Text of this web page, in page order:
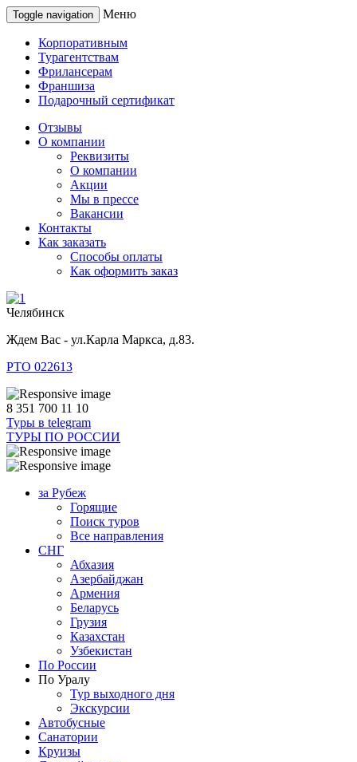
Toggle navigation Меню
Корпоративным
Турагентствам
Фрилансерам
Франшиза
Подарочный сертификат
Отзывы
О компании
Реквизиты
О компании
Акции
Мы в прессе
Вакансии
Контакты
Как заказать
Способы оплаты
Как оформить заказ
Челябинск
Ждем Вас - ул.Карла Маркса, д.83.
РТО 022613
8 351 700 11 10
Туры в telegram
ТУРЫ ПО РОССИИ
за Рубеж
Горящие
Поиск туров
Все направления
СНГ
Абхазия
Азербайджан
Армения
Беларусь
Грузия
Казахстан
Узбекистан
По России
По Уралу
Тур выходного дня
Экскурсии
Автобусные
Санатории
Круизы